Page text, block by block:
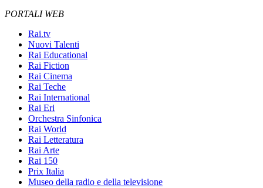
PORTALI WEB
Rai.tv
Nuovi Talenti
Rai Educational
Rai Fiction
Rai Cinema
Rai Teche
Rai International
Rai Eri
Orchestra Sinfonica
Rai World
Rai Letteratura
Rai Arte
Rai 150
Prix Italia
Museo della radio e della televisione